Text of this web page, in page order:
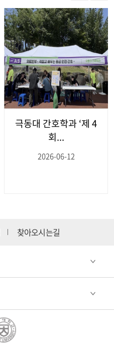
극동대 간호학과 ‘제 4
회...
2026-06-12
찾아오시는길